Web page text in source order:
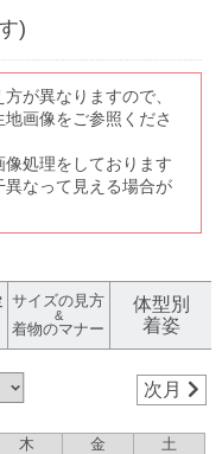
)
が異なりますので、
画像をご参照くださ
処理をしております
なって見える場合が
サイズの見方
&
着物のマナー
体型別
着姿
次月
木 金 土